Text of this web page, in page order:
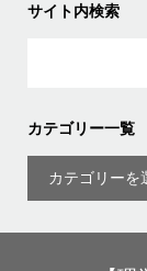
サイト内検索
カテゴリー一覧